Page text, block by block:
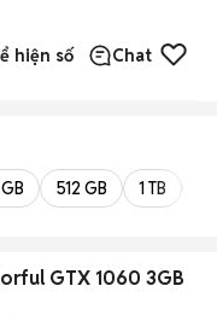
hiện số Chat
512 GB 1 TB
GTX 1060 3GB